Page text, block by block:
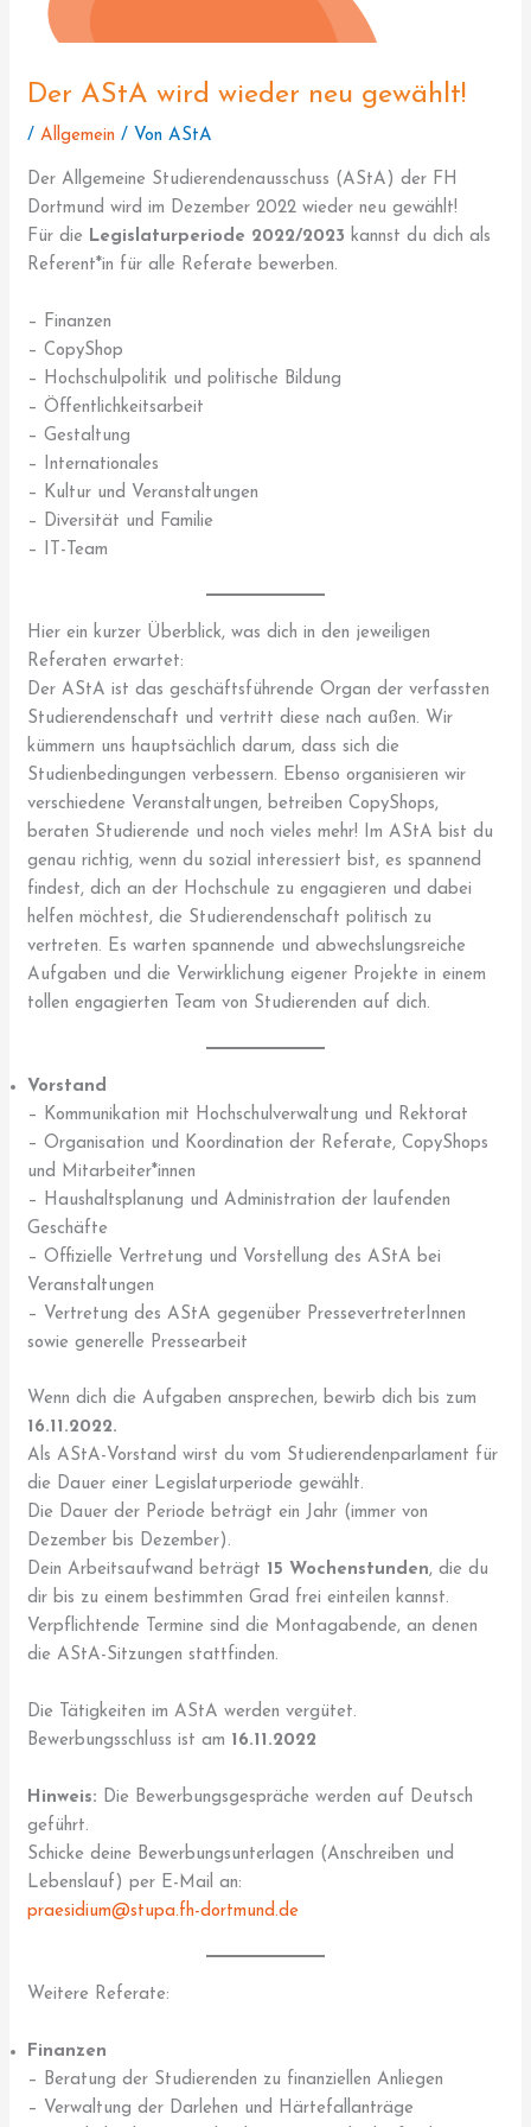
Der AStA wird wieder neu gewählt!
/Allgemein / VonAStA
Der Allgemeine Studierendenausschuss (AStA) der FH
Dortmund wird im Dezember 2022 wieder neu gewählt!
Für die Legislaturperiode 2022/2023 kannst du dich als
Referent*in für alle Referate bewerben.
– Finanzen
– CopyShop
– Hochschulpolitik und politische Bildung
– Öffentlichkeitsarbeit
– Gestaltung
– Internationales
– Kultur und Veranstaltungen
– Diversität und Familie
– IT-Team
Hier ein kurzer Überblick, was dich in den jeweiligen
Referaten erwartet:
Der AStA ist das geschäftsführende Organ der verfassten
Studierendenschaft und vertritt diese nach außen. Wir
kümmern uns hauptsächlich darum, dass sich die
Studienbedingungen verbessern. Ebenso organisieren wir
verschiedene Veranstaltungen, betreiben CopyShops,
beraten Studierende und noch vieles mehr! Im AStA bist du
genau richtig, wenn du sozial interessiert bist, es spannend
findest, dich an der Hochschule zu engagieren und dabei
helfen möchtest, die Studierendenschaft politisch zu
vertreten. Es warten spannende und abwechslungsreiche
Aufgaben und die Verwirklichung eigener Projekte in einem
tollen engagierten Team von Studierenden auf dich.
Vorstand
– Kommunikation mit Hochschulverwaltung und Rektorat
– Organisation und Koordination der Referate, CopyShops
und Mitarbeiter*innen
– Haushaltsplanung und Administration der laufenden
Geschäfte
– Offizielle Vertretung und Vorstellung des AStA bei
Veranstaltungen
– Vertretung des AStA gegenüber PressevertreterInnen
sowie generelle Pressearbeit
Wenn dich die Aufgaben ansprechen, bewirb dich bis zum
16.11.2022.
Als AStA-Vorstand wirst du vom Studierendenparlament für
die Dauer einer Legislaturperiode gewählt.
Die Dauer der Periode beträgt ein Jahr (immer von
Dezember bis Dezember).
Dein Arbeitsaufwand beträgt 15 Wochenstunden, die du
dir bis zu einem bestimmten Grad frei einteilen kannst.
Verpflichtende Termine sind die Montagabende, an denen
die AStA-Sitzungen stattfinden.
Die Tätigkeiten im AStA werden vergütet.
Bewerbungsschluss ist am 16.11.2022
Hinweis: Die Bewerbungsgespräche werden auf Deutsch
geführt.
Schicke deine Bewerbungsunterlagen (Anschreiben und
Lebenslauf) per E-Mail an:
praesidium@stupa.fh-dortmund.de
Weitere Referate:
Finanzen
– Beratung der Studierenden zu finanziellen Anliegen
– Verwaltung der Darlehen und Härtefallanträge